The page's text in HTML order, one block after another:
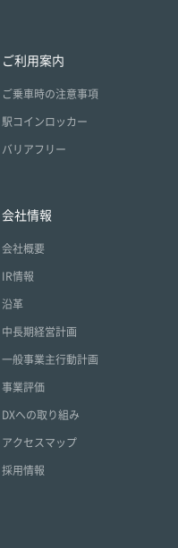
ご利用案内
ご乗車時の注意事項
駅コインロッカー
バリアフリー
会社情報
会社概要
IR情報
沿革
中長期経営計画
一般事業主行動計画
事業評価
DXへの取り組み
アクセスマップ
採用情報